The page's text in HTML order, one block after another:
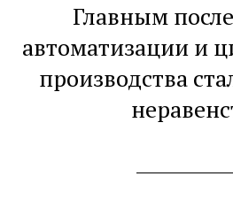
Главным
автоматизации и
производства